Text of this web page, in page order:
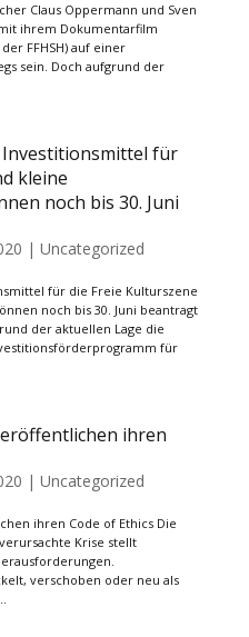
Claus Oppermann und Sven
ihrem Dokumentarfilm
FFHSH) auf einer
sein. Doch aufgrund der
für
kleine
noch bis 30. Juni
| Uncategorized
für die Freie Kulturszene
noch bis 30. Juni beantragt
der aktuellen Lage die
für
ihren
| Uncategorized
ihren Code of Ethics Die
Krise stellt
verschoben oder neu als